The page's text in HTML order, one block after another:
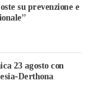
su prevenzione e
23 agosto con
Derthona